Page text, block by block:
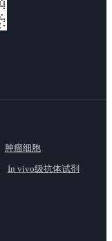
肿瘤细胞
In vivo级抗体试剂